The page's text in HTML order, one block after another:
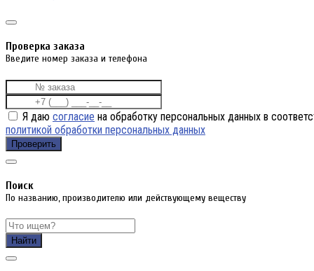
Проверка заказа
Введите номер заказа и телефона
Я даю согласие на обработку персональных данных в
политикой обработки персональных данных
Проверить
Поиск
По названию, производителю или действующему веществу
Найти